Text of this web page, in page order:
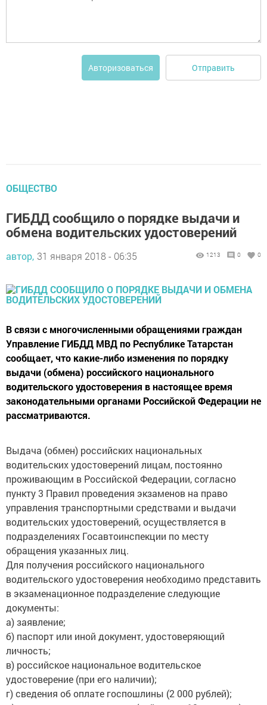
Авторизоваться Отправить
ОБЩЕСТВО
ГИБДД сообщило о порядке выдачи и
обмена водительских удостоверений
автор, 31 января 2018 - 06:35 1213 0 0
В связи с многочисленными обращениями граждан
Управление ГИБДД МВД по Республике Татарстан
сообщает, что какие-либо изменения по порядку
выдачи (обмена) российского национального
водительского удостоверения в настоящее время
законодательными органами Российской Федерации не
рассматриваются.
Выдача (обмен) российских национальных
водительских удостоверений лицам, постоянно
проживающим в Российской Федерации, согласно
пункту 3 Правил проведения экзаменов на право
управления транспортными средствами и выдачи
водительских удостоверений, осуществляется в
подразделениях Госавтоинспекции по месту
обращения указанных лиц.
Для получения российского национального
водительского удостоверения необходимо представить
в экзаменационное подразделение следующие
документы:
а) заявление;
б) паспорт или иной документ, удостоверяющий
личность;
в) российское национальное водительское
удостоверение (при его наличии);
г) сведения об оплате госпошлины (2 000 рублей);